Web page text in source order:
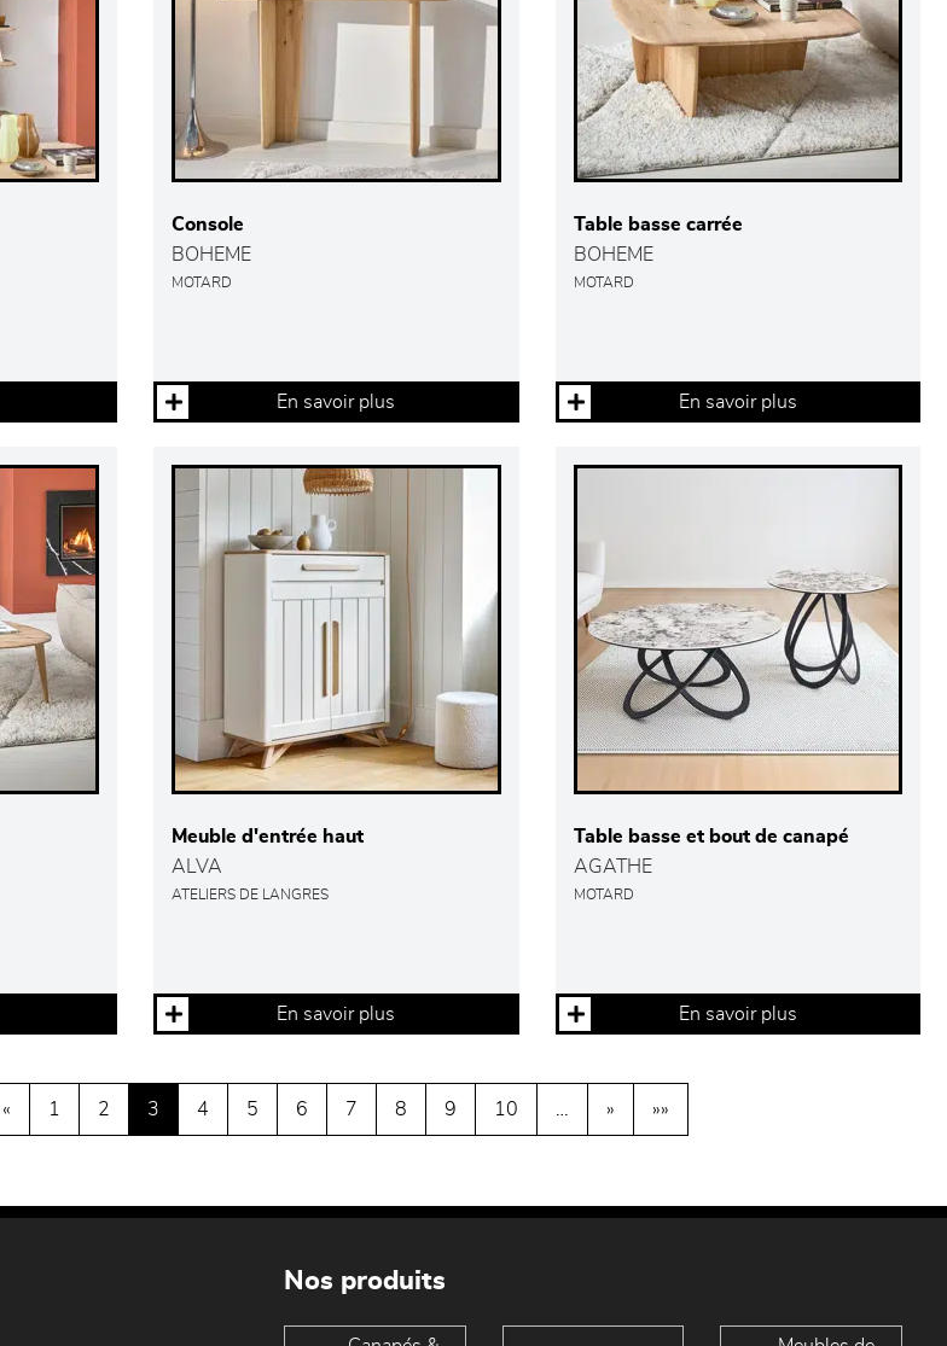
Console
BOHEME
MOTARD
En savoir plus
Table basse carrée
BOHEME
MOTARD
En savoir plus
Meuble d'entrée haut
ALVA
ATELIERS DE LANGRES
En savoir plus
Table basse et bout de canapé
AGATHE
MOTARD
En savoir plus
« 1 2 3 4 5 6 7 8 9 10 » »»
Nos produits